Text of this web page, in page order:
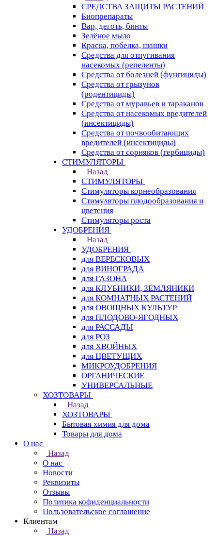
СРЕДСТВА ЗАЩИТЫ РАСТЕНИЙ
Биопрепараты
Вар, деготь, бинты
Зелёное мыло
Краска, побелка, шашки
Средства для отпугивания
насекомых (репеленты)
Средства от болезней (фунгициды)
Средства от грызунов
(родентициды)
Средства от муравьев и тараканов
Средства от насекомых вредителей
(инсектициды)
Средства от почвообитающих
вредителей (инсектициды)
Средства от сорняков (гербициды)
СТИМУЛЯТОРЫ
Назад
СТИМУЛЯТОРЫ
Стимуляторы корнеобразования
Стимуляторы плодообразования и
цветения
Стимуляторы роста
УДОБРЕНИЯ
Назад
УДОБРЕНИЯ
для ВЕРЕСКОВЫХ
для ВИНОГРАДА
для ГАЗОНА
для КЛУБНИКИ, ЗЕМЛЯНИКИ
для КОМНАТНЫХ РАСТЕНИЙ
для ОВОЩНЫХ КУЛЬТУР
для ПЛОДОВО-ЯГОДНЫХ
для РАССАДЫ
для РОЗ
для ХВОЙНЫХ
для ЦВЕТУЩИХ
МИКРОУДОБРЕНИЯ
ОРГАНИЧЕСКИЕ
УНИВЕРСАЛЬНЫЕ
ХОЗТОВАРЫ
Назад
ХОЗТОВАРЫ
Бытовая химия для дома
Товары для дома
О нас
Назад
О нас
Новости
Реквизиты
Отзывы
Политика кофиденциальности
Пользовательское соглашение
Клиентам
Назад